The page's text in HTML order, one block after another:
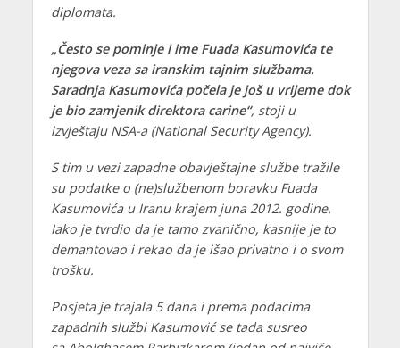
diplomata.
„Često se pominje i ime Fuada Kasumovića te
njegova veza sa iranskim tajnim službama.
Saradnja Kasumovića počela je još u vrijeme dok
je bio zamjenik direktora carine“, stoji u
izvještaju NSA-a (National Security Agency).
S tim u vezi zapadne obavještajne službe tražile
su podatke o (ne)službenom boravku Fuada
Kasumovića u Iranu krajem juna 2012. godine.
Iako je tvrdio da je tamo zvanično, kasnije je to
demantovao i rekao da je išao privatno i o svom
trošku.
Posjeta je trajala 5 dana i prema podacima
zapadnih službi Kasumović se tada susreo